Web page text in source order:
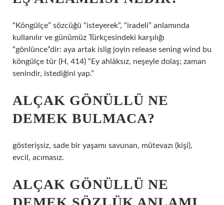
“Köngülçe” sözcüğü “isteyerek”, “iradeli” anlamında
kullanılır ve günümüz Türkçesindeki karşılığı
“gönlünce”dir: aya artak islig joyin release sening wind bu
köngülçe tür (H, 414) “Ey ahlâksız, neşeyle dolaş; zaman
senindir, istediğini yap.”
ALÇAK GÖNÜLLÜ NE
DEMEK BULMACA?
gösterişsiz, sade bir yaşamı savunan, mütevazı (kişi),
evcil, acımasız.
ALÇAK GÖNÜLLÜ NE